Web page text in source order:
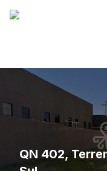
QN 402,